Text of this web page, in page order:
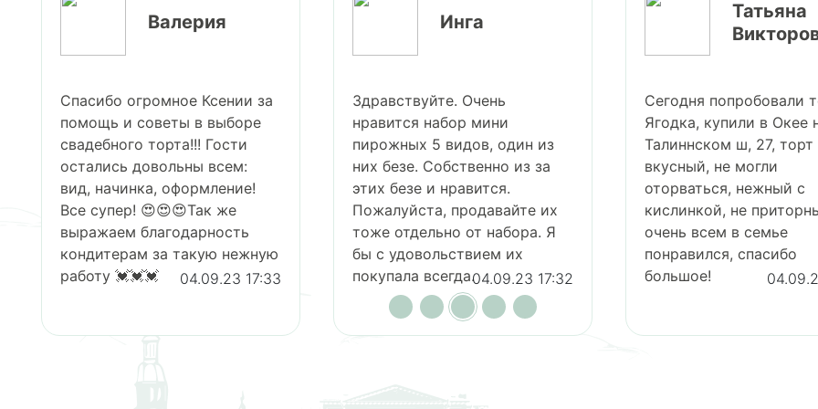
Валерия
Спасибо огромное Ксении за
помощь и советы в выборе
свадебного торта!!! Гости
остались довольны всем:
вид, начинка, оформление!
Все супер! 😍😍😍Так же
выражаем благодарность
кондитерам за такую нежную
работу 💓💓💓
04.09.23 17:33
Здравствуйте. Очень
нравится набор мини
пирожных 5 видов, один из
них безе. Собственно из за
этих безе и нравится.
Пожалуйста, продавайте их
тоже отдельно от набора. Я
бы с удовольствием их
покупала всегда.04.09.23 17:32
Татьяна
Викторовна
Сегодня попробовали торт
Ягодка, купили в Окее на
Талиннском ш, 27, торт очень
вкусный, не могли
оторваться, нежный с
кислинкой, не приторный,
очень всем в семье
понравился, спасибо
большое!
04.09.23 17:31